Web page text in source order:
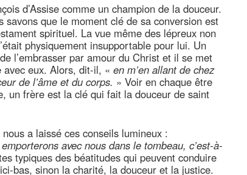
d’Assise comme un champion de la douceur.
savons que le moment clé de sa conversion est
spirituel. La vue même des lépreux non
physiquement insupportable pour lui. Un
l’embrasser par amour du Christ et il se met
eux. Alors, dit-il, « en m’en allant de chez
de l’âme et du corps. » Voir en chaque être
un frère est la clé qui fait la douceur de saint
a laissé ces conseils lumineux :
avec nous dans le tombeau, c’est-à-
typiques des béatitudes qui peuvent conduire
bas, sinon la charité, la douceur et la justice.